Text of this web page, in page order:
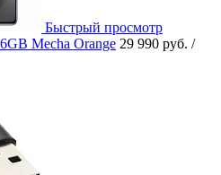
Быстрый просмотр
Mecha Orange 29 990 руб. /